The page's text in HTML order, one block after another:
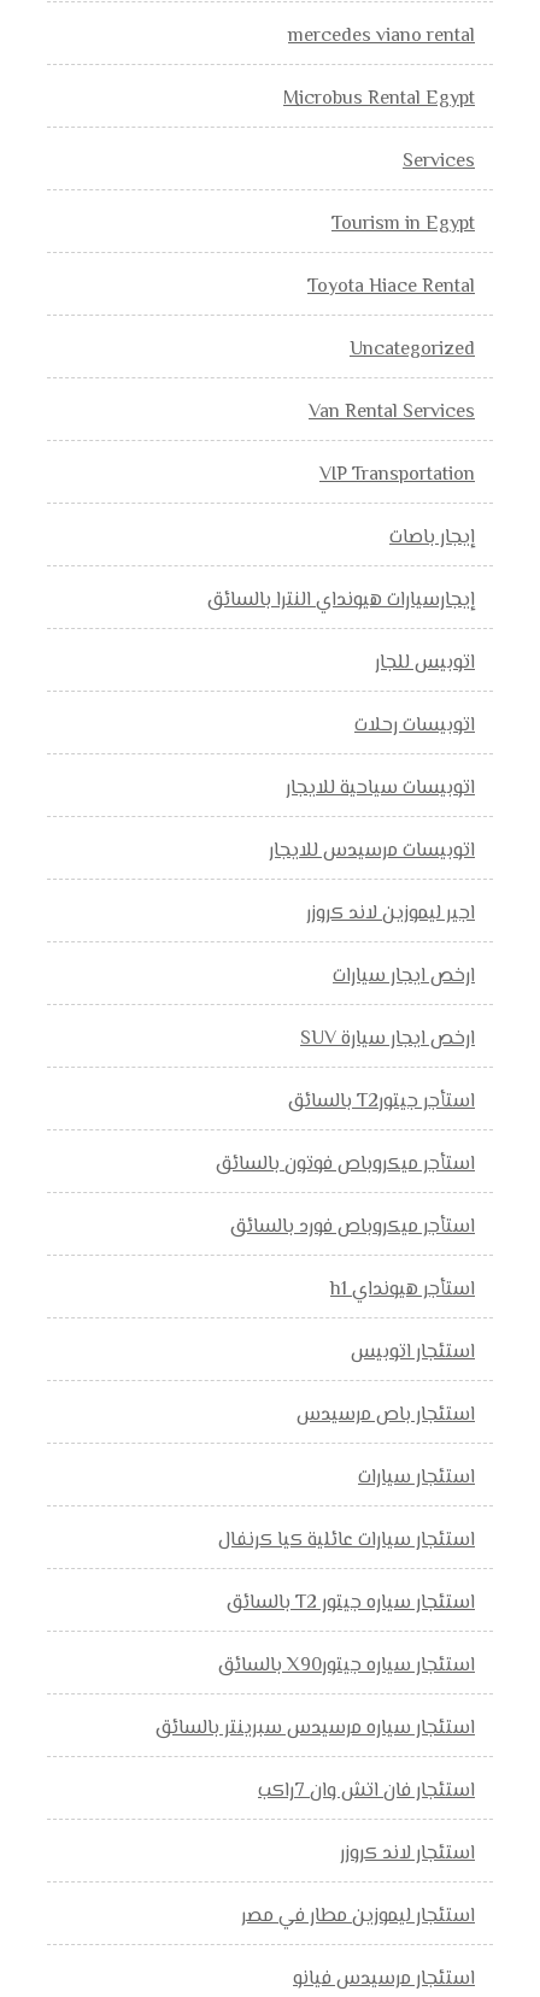
mercedes viano rental
Microbus Rental Egypt
Services
Tourism in Egypt
Toyota Hiace Rental
Uncategorized
Van Rental Services
VIP Transportation
إيجار باصات
إيجارسيارات هيونداي النترا بالسائق
اتوبيس للجار
اتوبيسات رحلات
اتوبيسات سياحية للايجار
اتوبيسات مرسيدس للايجار
اجير ليموزين لاند كروزر
ارخص ايجار سيارات
ارخص ايجار سيارة SUV
استأجر جيتورT2 بالسائق
استأجر ميكروباص فوتون بالسائق
استأجر ميكروباص فورد بالسائق
استأجر هيونداي h1
استئجار اتوبيس
استئجار باص مرسيدس
استئجار سيارات
استئجار سيارات عائلية كيا كرنفال
استئجار سياره جيتور T2 بالسائق
استئجار سياره جيتورX90 بالسائق
استئجار سياره مرسيدس سبرينتر بالسائق
استئجار فان اتش وان 7راكب
استئجار لاند كروزر
استئجار ليموزين مطار في مصر
استئجار مرسيدس فيانو